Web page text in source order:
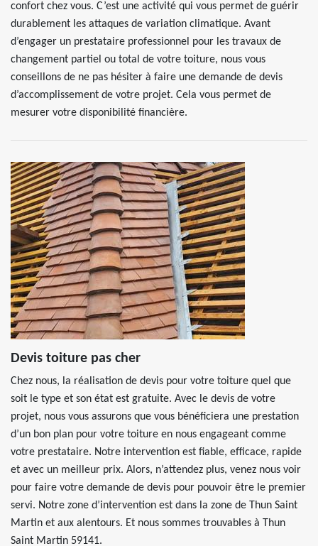
confort chez vous. C’est une activité qui vous permet de guérir
durablement les attaques de variation climatique. Avant
d’engager un prestataire professionnel pour les travaux de
changement partiel ou total de votre toiture, nous vous
conseillons de ne pas hésiter à faire une demande de devis
d’accomplissement de votre projet. Cela vous permet de
mesurer votre disponibilité financière.
Devis toiture pas cher
Chez nous, la réalisation de devis pour votre toiture quel que
soit le type et son état est gratuite. Avec le devis de votre
projet, nous vous assurons que vous bénéficiera une prestation
d’un bon plan pour votre toiture en nous engageant comme
votre prestataire. Notre intervention est fiable, efficace, rapide
et avec un meilleur prix. Alors, n’attendez plus, venez nous voir
pour faire votre demande de devis pour pouvoir être le premier
servi. Notre zone d’intervention est dans la zone de Thun Saint
Martin et aux alentours. Et nous sommes trouvables à Thun
Saint Martin 59141.